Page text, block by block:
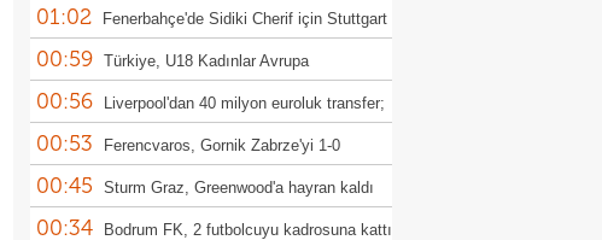
11'ler
01:02 Fenerbahçe'de Sidiki Cherif için Stuttgart
iddiası!
00:59 Türkiye, U18 Kadınlar Avrupa
Şampiyonası'nda Sırbistan'a 70-67 yenildi
00:56 Liverpool'dan 40 milyon euroluk transfer;
Victor Munoz
00:53 Ferencvaros, Gornik Zabrze'yi 1-0
mağlup etti
00:45 Sturm Graz, Greenwood'a hayran kaldı
00:34 Bodrum FK, 2 futbolcuyu kadrosuna kattı